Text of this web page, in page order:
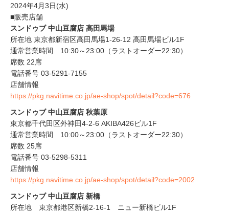
2024年4⽉3⽇(水)
■販売店舗
スンドゥブ 中山豆腐店 高田馬場
所在地 東京都新宿区高田馬場1-26-12 高田馬場ビル1F
通常営業時間 10:30～23:00（ラストオーダー22:30）
席数 22席
電話番号 03‐5291‐7155
店舗情報
https://pkg.navitime.co.jp/ae-shop/spot/detail?code=676
スンドゥブ 中山豆腐店 秋葉原
東京都千代田区外神田4-2-6 AKIBA426ビル1F
通常営業時間 10:00～23:00（ラストオーダー22:30）
席数 25席
電話番号 03-5298-5311
店舗情報
https://pkg.navitime.co.jp/ae-shop/spot/detail?code=2002
スンドゥブ 中山豆腐店 新橋
所在地 東京都港区新橋2-16-1 ニュー新橋ビル1F